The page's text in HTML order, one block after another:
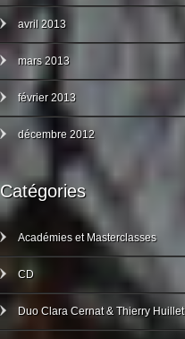
avril 2013
mars 2013
février 2013
décembre 2012
Catégories
Académies et Masterclasses
CD
Duo Clara Cernat & Thierry Huillet